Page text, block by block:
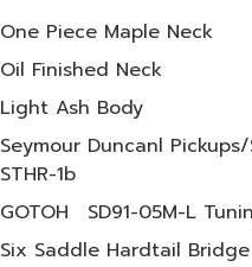
One Piece Maple Neck
Oil Finished Neck
Light Ash Body
Seymour Duncanl Pickups/
STHR-1b
GOTOH SD91-05M-L
Six Saddle Hardtail Bridge